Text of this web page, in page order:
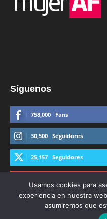
Síguenos
758,000 Fans
30,500 Seguidores
25,157 Seguidores
Usamos cookies para
experiencia en nuestra
asumiremos que